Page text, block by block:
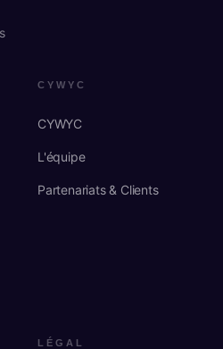
CYWYC
CYWYC
L'équipe
Partenariats & Clients
LÉGAL